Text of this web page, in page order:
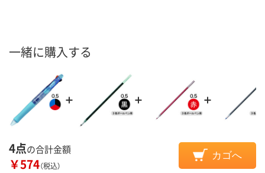
一緒に購入する
4点の合計金額
￥574（税込）
カゴへ